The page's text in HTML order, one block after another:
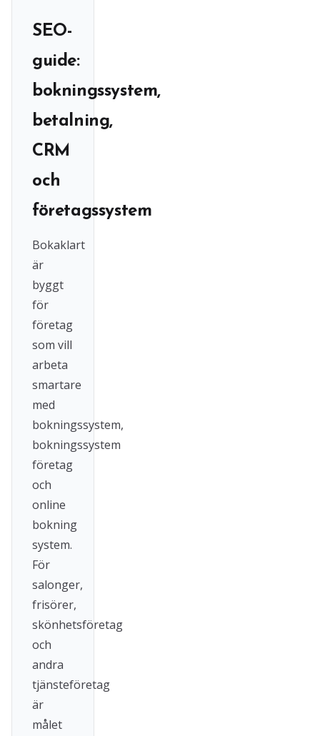
SEO-
guide:
bokningssystem,
betalning,
CRM
och
företagssystem
Bokaklart
är
byggt
för
företag
som vill
arbeta
smartare
med
bokningssystem,
bokningssystem
företag
och
online
bokning
system.
För
salonger,
frisörer,
skönhetsföretag
och
andra
tjänsteföretag
är
målet